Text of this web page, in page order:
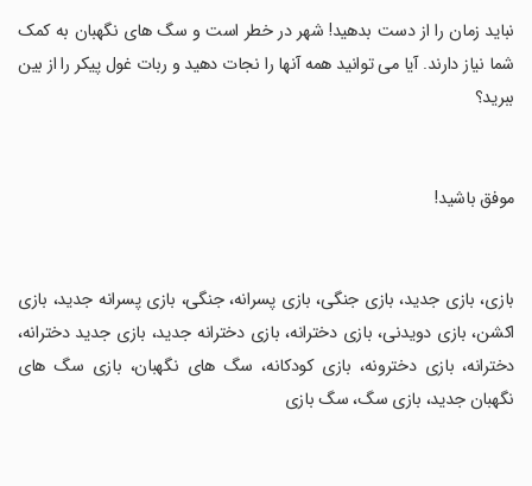
‏نباید زمان را از دست بدهید! شهر در خطر است و سگ های نگهبان به کمک
شما نیاز دارند. آیا می توانید همه آنها را نجات دهید و ربات غول پیکر را از بین
ببرید؟
‏موفق باشید!
‏بازی، بازی جدید، بازی جنگی، بازی پسرانه، جنگی، بازی پسرانه جدید، بازی
اکشن، بازی دویدنی، بازی دخترانه، بازی دخترانه جدید، بازی جدید دخترانه،
دخترانه، بازی دخترونه، بازی کودکانه، سگ های نگهبان، بازی سگ های
نگهبان جدید، بازی سگ، سگ بازی